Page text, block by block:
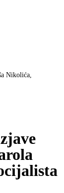
Nikolića,